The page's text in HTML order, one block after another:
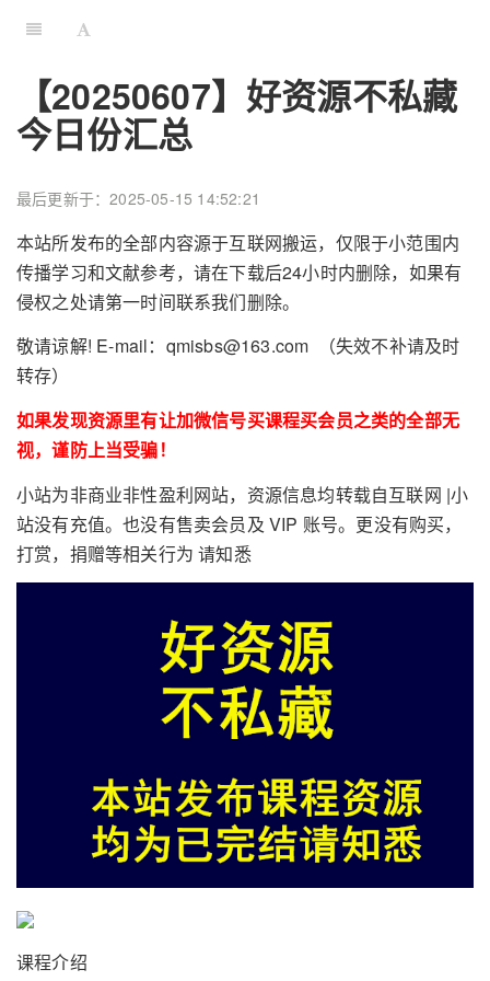
【20250607】好资源不私藏
今日份汇总
最后更新于：2025-05-15 14:52:21
本站所发布的全部内容源于互联网搬运，仅限于小范围内
传播学习和文献参考，请在下载后24小时内删除，如果有
侵权之处请第一时间联系我们删除。
敬请谅解! E-mail：qmisbs@163.com （失效不补请及时
转存）
如果发现资源里有让加微信号买课程买会员之类的全部无
视，谨防上当受骗！
小站为非商业非性盈利网站，资源信息均转载自互联网 |小
站没有充值。也没有售卖会员及 VIP 账号。更没有购买，
打赏，捐赠等相关行为 请知悉
课程介绍